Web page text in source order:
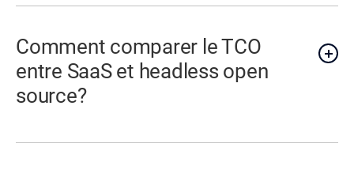
Comment comparer le TCO
entre SaaS et headless open
source?